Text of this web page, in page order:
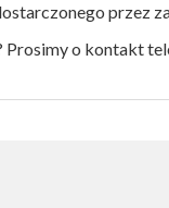
przez
Prosimy o kontakt